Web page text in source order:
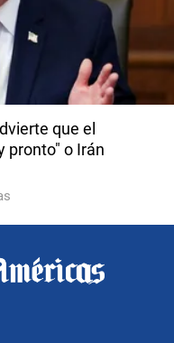
que el
pronto" o Irán